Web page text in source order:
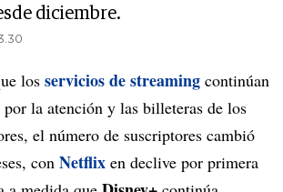
diciembre.
los servicios de streaming continúan
la atención y las billeteras de los
el número de suscriptores cambió
con Netflix en declive por primera